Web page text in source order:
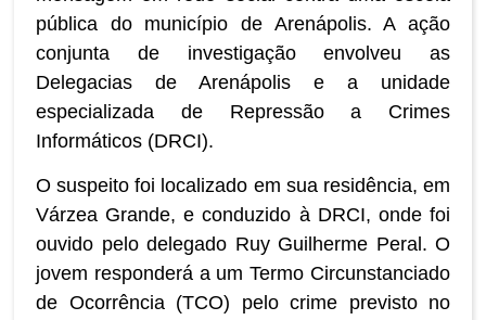
pública do município de Arenápolis. A ação
conjunta de investigação envolveu as
Delegacias de Arenápolis e a unidade
especializada de Repressão a Crimes
Informáticos (DRCI).
O suspeito foi localizado em sua residência, em
Várzea Grande, e conduzido à DRCI, onde foi
ouvido pelo delegado Ruy Guilherme Peral. O
jovem responderá a um Termo Circunstanciado
de Ocorrência (TCO) pelo crime previsto no